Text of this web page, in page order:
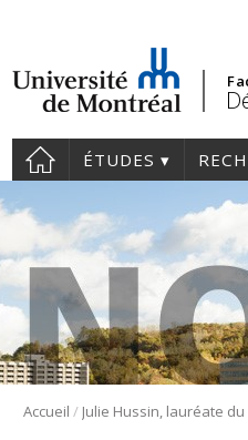
ÉTUDES
Accueil /